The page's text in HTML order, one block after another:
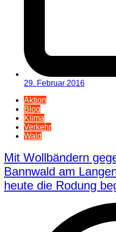
29. Februar 2016
Aktion
Blog
Klima
Verkehr
Wald
Mit Wollbändern
Bannwald am
heute die Rodung